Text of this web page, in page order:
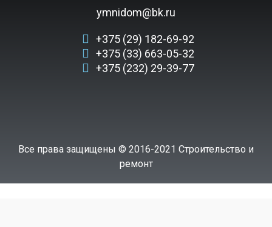
ymnidom@bk.ru
+375 (29) 182-69-92
+375 (33) 663-05-32
+375 (232) 29-39-77
Все права защищены © 2016-2021 Строительство и
ремонт